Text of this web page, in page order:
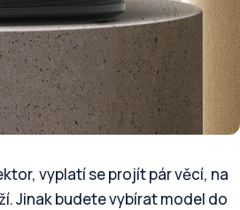
vyplatí se projít pár věcí, na
Jinak budete vybírat model do